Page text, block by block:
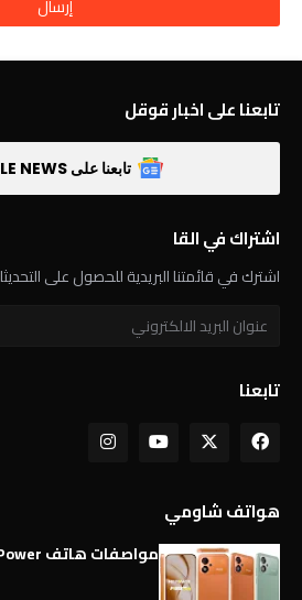
تابعنا على اخبار قوقل
تابعنا على GOOGLE NEWS
اشتراك في القا
اشترك في قائمتنا البريدية للحصول على
تابعنا
هواتف شاومي
مواصفات هاتف Xiaomi Poco M8 Power كاملة